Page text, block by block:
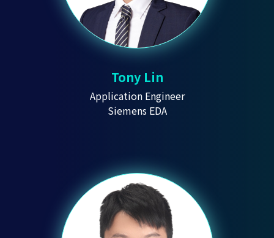
Tony Lin
Application Engineer
Siemens EDA